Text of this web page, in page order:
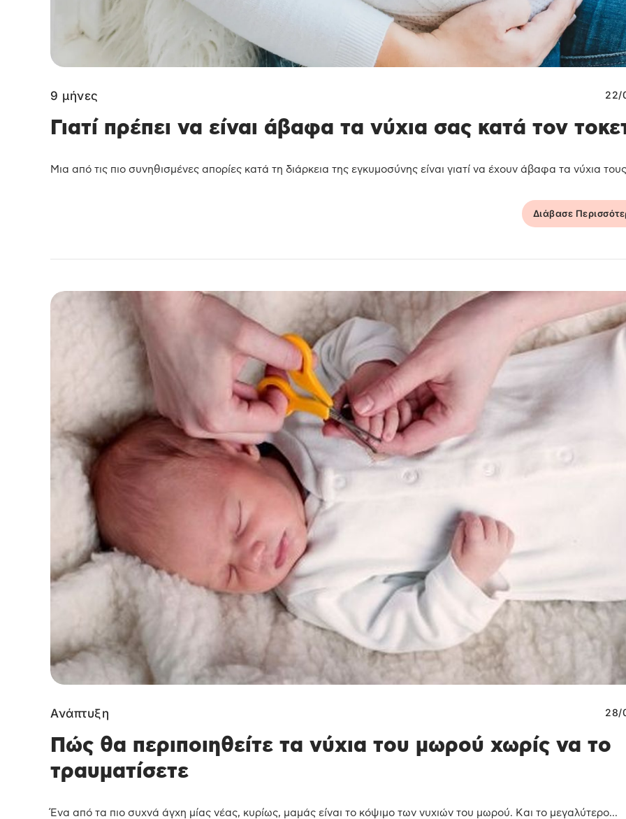
9 μήνες 22/
Γιατί πρέπει να είναι άβαφα τα νύχια σας κατά τον
Μια από τις πιο συνηθισμένες απορίες κατά τη διάρκεια της εγκυμοσύνης είναι γιατί να έχουν άβαφα τα νύχια
Διάβασε
Ανάπτυξη 28/
Πώς θα περιποιηθείτε τα νύχια του μωρού χωρίς να το
τραυματίσετε
Ένα από τα πιο συχνά άγχη μίας νέας, κυρίως, μαμάς είναι το κόψιμο των νυχιών του μωρού. Και το μεγαλύτερο...